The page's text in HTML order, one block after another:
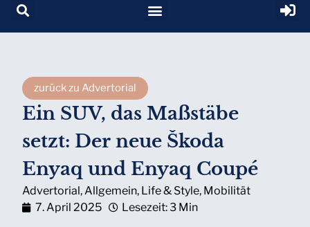
zurück zu Advertorial
Ein SUV, das Maßstäbe
setzt: Der neue Škoda
Enyaq und Enyaq Coupé
Advertorial,Allgemein, Life & Style, Mobilität
7. April 2025
Lesezeit: 3 Min